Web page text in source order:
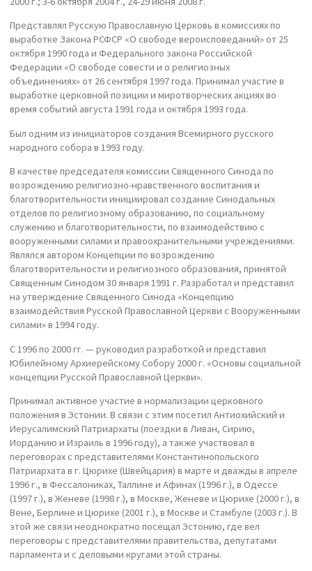
Представлял Русскую Православную Церковь в комиссиях по
выработке Закона РСФСР «О свободе вероисповеданий» от 25
октября 1990 года и Федерального закона Российской
Федерации «О свободе совести и о религиозных
объединениях» от 26 сентября 1997 года. Принимал участие в
выработке церковной позиции и миротворческих акциях во
время событий августа 1991 года и октября 1993 года.
Был одним из инициаторов создания Всемирного русского
народного собора в 1993 году.
В качестве председателя комиссии Священного Синода по
возрождению религиозно-нравственного воспитания и
благотворительности инициировал создание Синодальных
отделов по религиозному образованию, по социальному
служению и благотворительности, по взаимодействию с
вооруженными силами и правоохранительными учреждениями.
Являлся автором Концепции по возрождению
благотворительности и религиозного образования, принятой
Священным Синодом 30 января 1991 г. Разработал и представил
на утверждение Священного Синода «Концепцию
взаимодействия Русской Православной Церкви с Вооруженными
силами» в 1994 году.
С 1996 по 2000 гг. — руководил разработкой и представил
Юбилейному Архиерейскому Собору 2000 г. «Основы социальной
концепции Русской Православной Церкви».
Принимал активное участие в нормализации церковного
положения в Эстонии. В связи с этим посетил Антиохийский и
Иерусалимский Патриархаты (поездки в Ливан, Сирию,
Иорданию и Израиль в 1996 году), а также участвовал в
переговорах с представителями Константинопольского
Патриархата в г. Цюрихе (Швейцария) в марте и дважды в апреле
1996 г., в Фессалониках, Таллине и Афинах (1996 г.), в Одессе
(1997 г.), в Женеве (1998 г.), в Москве, Женеве и Цюрихе (2000 г.), в
Вене, Берлине и Цюрихе (2001 г.), в Москве и Стамбуле (2003 г.). В
этой же связи неоднократно посещал Эстонию, где вел
переговоры с представителями правительства, депутатами
парламента и с деловыми кругами этой страны.